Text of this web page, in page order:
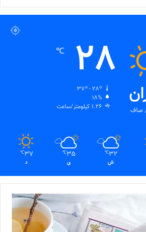
صاف
28
℃
18%
1.26 کیلومتر/ساعت
32
℃
ش
35
℃
ی
37
℃
د